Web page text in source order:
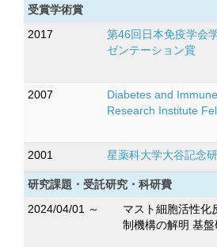
受賞学術賞
2017
第46回日本免疫学会
ゼンテーション賞
2007
Diabetes and
Research Institute
2001 星薬科大学大谷記念
研究課題・受託研究・科研費
2024/04/01 ～
マスト細胞活性化
制機構の解明 基